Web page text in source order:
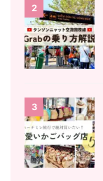
2
3